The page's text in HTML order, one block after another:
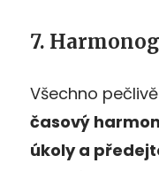
7.
Všechno
časový
úkoly a